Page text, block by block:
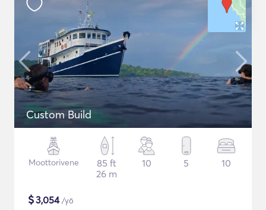
Custom Build
Moottorivene
85 ft
26 m
10 5 10
$3,054/yö